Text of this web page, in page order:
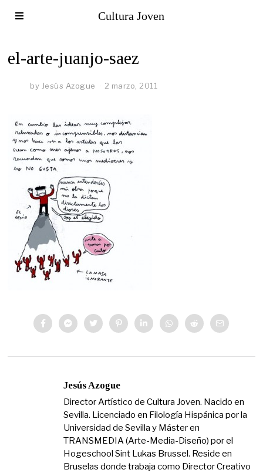
Cultura Joven
el-arte-juanjo-saez
by Jesús Azogue 2 marzo, 2011
Jesús Azogue
Director Artístico de Cultura Joven. Nacido en
Sevilla. Licenciado en Filología Hispánica por la
Universidad de Sevilla y Máster en
TRANSMEDIA (Arte-Media-Diseño) por el
Hogeschool Sint Lukas Brussel. Reside en
Bruselas donde trabaja como Director Creativo